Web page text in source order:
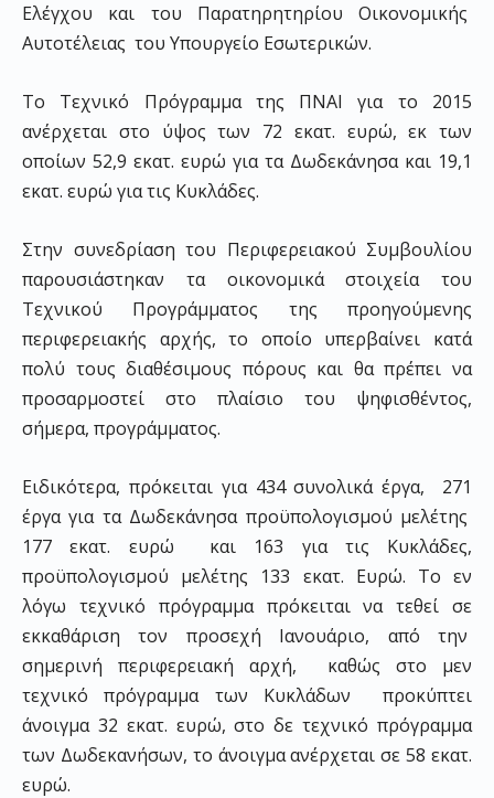
Ελέγχου και του Παρατηρητηρίου Οικονομικής
Αυτοτέλειας του Υπουργείο Εσωτερικών.
Το Τεχνικό Πρόγραμμα της ΠΝΑΙ για το 2015
ανέρχεται στο ύψος των 72 εκατ. ευρώ, εκ των
οποίων 52,9 εκατ. ευρώ για τα Δωδεκάνησα και 19,1
εκατ. ευρώ για τις Κυκλάδες.
Στην συνεδρίαση του Περιφερειακού Συμβουλίου
παρουσιάστηκαν τα οικονομικά στοιχεία του
Τεχνικού Προγράμματος της προηγούμενης
περιφερειακής αρχής, το οποίο υπερβαίνει κατά
πολύ τους διαθέσιμους πόρους και θα πρέπει να
προσαρμοστεί στο πλαίσιο του ψηφισθέντος,
σήμερα, προγράμματος.
Ειδικότερα, πρόκειται για 434 συνολικά έργα, 271
έργα για τα Δωδεκάνησα προϋπολογισμού μελέτης
177 εκατ. ευρώ και 163 για τις Κυκλάδες,
προϋπολογισμού μελέτης 133 εκατ. Ευρώ. Το εν
λόγω τεχνικό πρόγραμμα πρόκειται να τεθεί σε
εκκαθάριση τον προσεχή Ιανουάριο, από την
σημερινή περιφερειακή αρχή, καθώς στο μεν
τεχνικό πρόγραμμα των Κυκλάδων προκύπτει
άνοιγμα 32 εκατ. ευρώ, στο δε τεχνικό πρόγραμμα
των Δωδεκανήσων, το άνοιγμα ανέρχεται σε 58 εκατ.
ευρώ.